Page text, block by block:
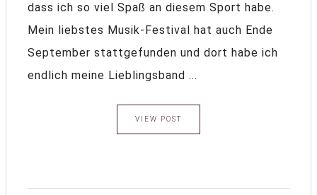
dass ich so viel Spaß an diesem Sport habe.
Mein liebstes Musik-Festival hat auch Ende
September stattgefunden und dort habe ich
endlich meine Lieblingsband ...
VIEW POST